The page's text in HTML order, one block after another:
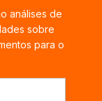
análises de
sobre
para o